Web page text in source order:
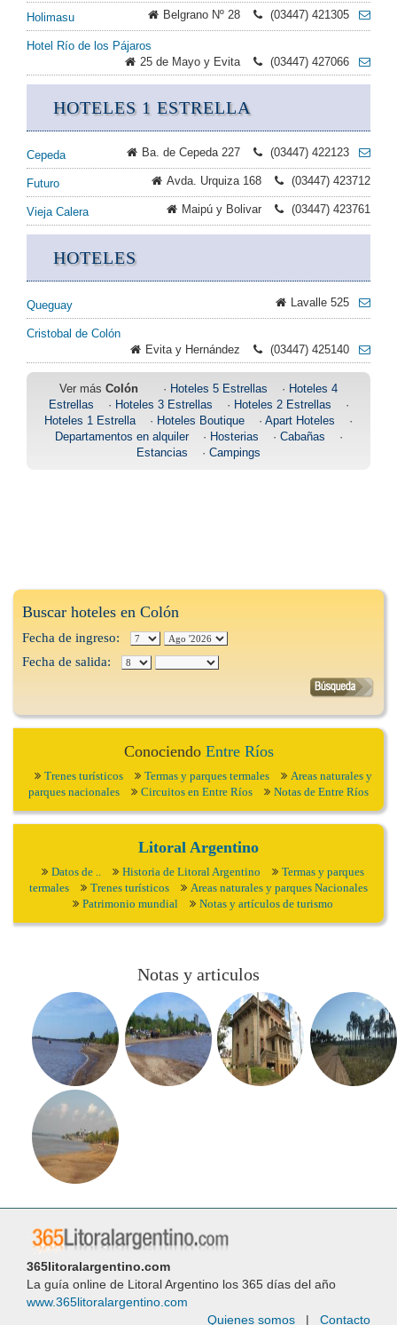
Holimasu Belgrano Nº 28 (03447) 421305
Hotel Río de los Pájaros
25 de Mayo y Evita
(03447) 427066
HOTELES 1 ESTRELLA
Cepeda Ba. de Cepeda 227 (03447) 422123
Futuro Avda. Urquiza 168 (03447) 423712
Vieja Calera Maipú y Bolivar (03447) 423761
HOTELES
Queguay Lavalle 525
Cristobal de Colón
Evita y Hernández
(03447) 425140
Ver más Colón · Hoteles 5 Estrellas · Hoteles 4
Estrellas · Hoteles 3 Estrellas · Hoteles 2 Estrellas ·
Hoteles 1 Estrella· Hoteles Boutique · Apart Hoteles ·
Departamentos en alquiler· Hosterias · Cabañas ·
Estancias · Campings
Buscar hoteles en Colón
Fecha de ingreso:
Fecha de salida:
Conociendo Entre Ríos
Trenes turísticos Termas y parques termales
Areas naturales y
parques nacionales
Circuitos en Entre Ríos Notas de Entre Ríos
Litoral Argentino
Datos de .. Historia de Litoral Argentino
Termas y parques
termales
Trenes turísticos
Areas naturales y parques Nacionales
Patrimonio mundial
Notas y artículos de turismo
Notas y articulos
365litoralargentino.com
La guía online de Litoral Argentino los 365 días del año
www.365litoralargentino.com
Quienes somos | Contacto